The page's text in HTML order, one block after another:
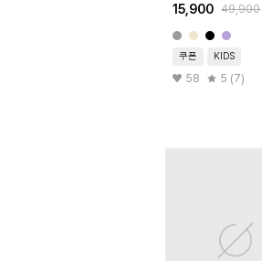
15,900 49,900
쿠폰 KIDS
58 5 (7)